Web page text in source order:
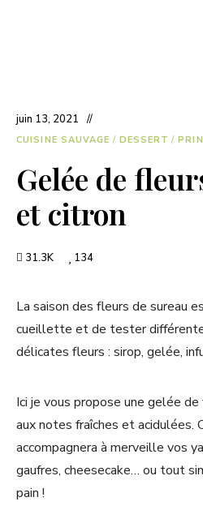
juin 13, 2021
CUISINE SAUVAGE / DESSERT /
Gelée de
et citron
31.3K 134
La saison des fleurs de sureau
cueillette et de tester
délicates fleurs : sirop, gelée,
Ici je vous propose une gelée
aux notes fraîches et acidulées.
accompagnera à merveille vos
gaufres, cheesecake… ou tout
pain !